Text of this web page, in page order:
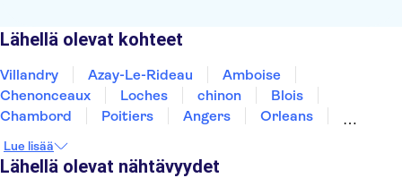
Lähellä olevat kohteet
Villandry Azay-Le-Rideau
Amboise
Chenonceaux
Loches chinon
Blois
Chambord
Poitiers Angers
Orleans
Lue lisää
Lähellä olevat nähtävyydet